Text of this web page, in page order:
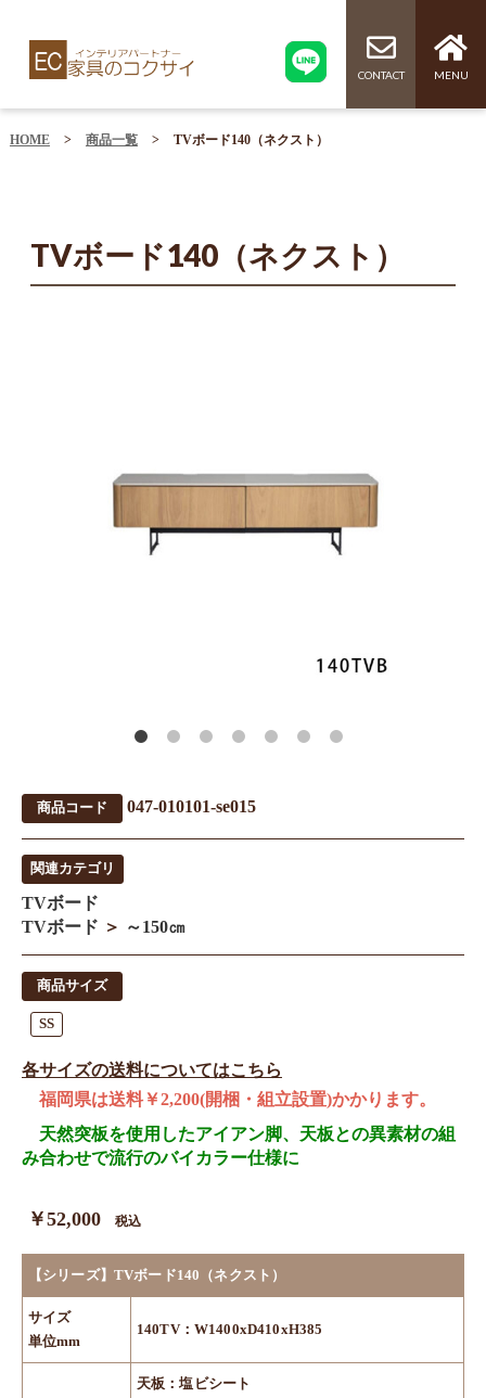
CONTACT MENU
HOME > 商品一覧 > TVボード140（ネクスト）
TVボード140（ネクスト）
商品コード 047-010101-se015
関連カテゴリ
TVボード
TVボード ＞ ～150㎝
商品サイズ
SS
各サイズの送料についてはこちら
福岡県は送料￥2,200(開梱・組立設置)かかります。
天然突板を使用したアイアン脚、天板との異素材の組
み合わせで流行のバイカラー仕様に
￥52,000 税込
【シリーズ】TVボード140（ネクスト）
サイズ
単位mm
140TV：W1400xD410xH385
天板：塩ビシート